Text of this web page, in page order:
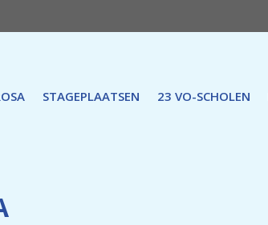
STAGEPLAATSEN 23 VO-SCHOLEN